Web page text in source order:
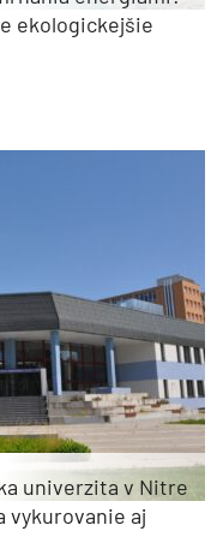
ekologickejšie
univerzita v Nitre
vykurovanie aj